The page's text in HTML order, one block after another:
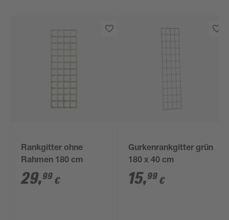
Rankgitter ohne
Rahmen 180 cm
29,99 €
Gurkenrankgitter grün
180 x 40 cm
15,99 €